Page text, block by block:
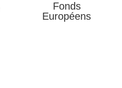
Fonds
Européens